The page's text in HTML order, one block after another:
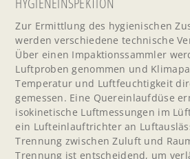
Zur Ermittlung des hygienischen
werden verschiedene technische
Über einen Impaktionssammler
Luftproben genommen und
Temperatur und Luftfeuchtigkeit
gemessen. Eine Quereinlaufdüse
isokinetische Luftmessungen im
ein Lufteinlauftrichter an
Trennung zwischen Zuluft und
Trennung ist entscheidend, um